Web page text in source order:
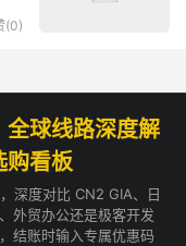
(0)
球线路深度解
购看板
深度对比 CN2 GIA、日
外贸办公还是极客开发
结账时输入专属优惠码